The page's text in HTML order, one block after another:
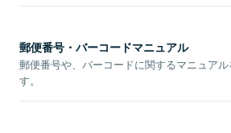
郵便番号・バーコードマニュアル
郵便番号や、バーコードに関するマニュアル
す。